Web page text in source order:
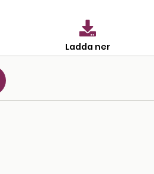
Ladda ner